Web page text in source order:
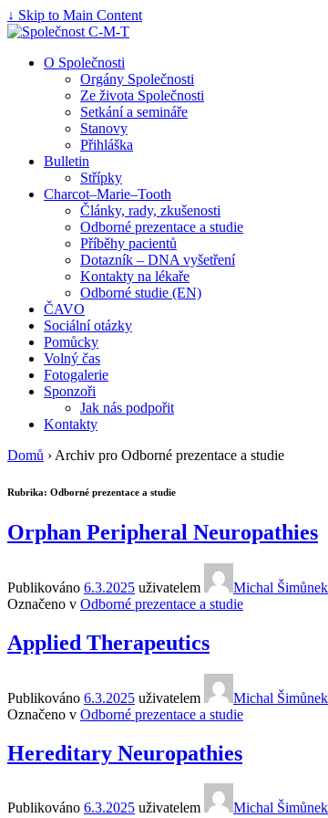
↓ Skip to Main Content
O Společnosti
Orgány Společnosti
Ze života Společnosti
Setkání a semináře
Stanovy
Přihláška
Bulletin
Střípky
Charcot–Marie–Tooth
Články, rady, zkušenosti
Odborné prezentace a studie
Příběhy pacientů
Dotazník – DNA vyšetření
Kontakty na lékaře
Odborné studie (EN)
ČAVO
Sociální otázky
Pomůcky
Volný čas
Fotogalerie
Sponzoři
Jak nás podpořit
Kontakty
Domů › Archiv pro Odborné prezentace a studie
Rubrika: Odborné prezentace a studie
Orphan Peripheral Neuropathies
Publikováno 6.3.2025 uživatelem
Michal Šimůnek
Označeno v Odborné prezentace a studie
Applied Therapeutics
Publikováno 6.3.2025 uživatelem
Michal Šimůnek
Označeno v Odborné prezentace a studie
Hereditary Neuropathies
Publikováno 6.3.2025 uživatelem
Michal Šimůnek